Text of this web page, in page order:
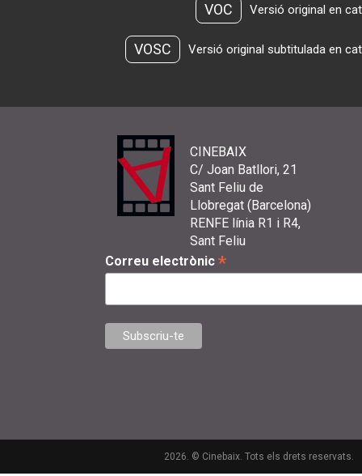
VOC Versió original en
VOSC Versió original subtitulada en
CINEBAIX
C/ Joan Batllori, 21
Sant Feliu de
Llobregat (Barcelona)
RENFE línia R1 i R4,
Sant Feliu
Correu electrònic *
2026. © Cinebaix. Tots els drets reservats.